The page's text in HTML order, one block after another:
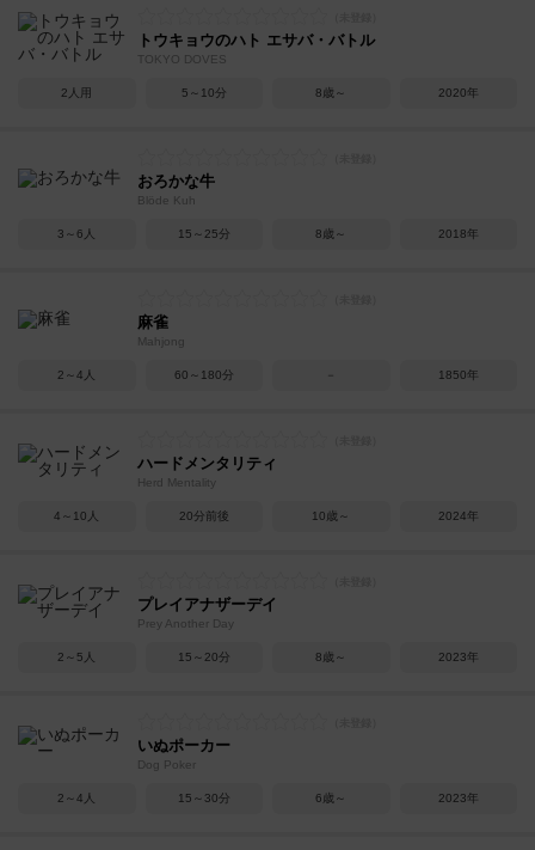
トウキョウのハト エサバ・バトル
TOKYO DOVES
2人用 5～10分 8歳～ 2020年
おろかな牛
Blöde Kuh
3～6人 15～25分 8歳～ 2018年
麻雀
Mahjong
2～4人 60～180分 － 1850年
ハードメンタリティ
Herd Mentality
4～10人 20分前後 10歳～ 2024年
プレイアナザーデイ
Prey Another Day
2～5人 15～20分 8歳～ 2023年
いぬポーカー
Dog Poker
2～4人 15～30分 6歳～ 2023年